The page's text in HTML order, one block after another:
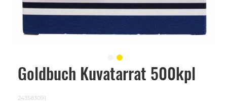
Goldbuch Kuvatarrat 500kpl
243583091
Skip